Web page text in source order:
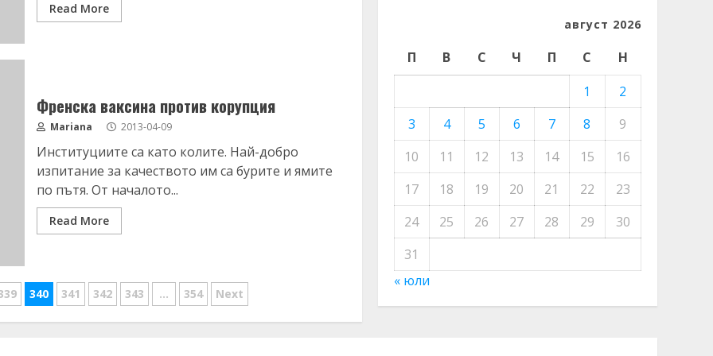
Read More
Френска ваксина против корупция
Mariana 2013-04-09
Институциите са като колите. Най-добро
изпитание за качеството им са бурите и ямите
по пътя. От началото...
Read More
340 341 342 343 … 354 Next
август 2026
П В С Ч П С
Н
1
2
3
4 5 6 7 8
9
10
11 12 13 14 15
16
17
18 19 20 21 22
23
24
25 26 27 28 29
30
31
« юли